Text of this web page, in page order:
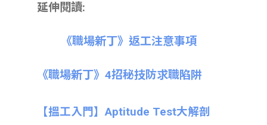
延伸閱讀:
《職場新丁》返工注意事項
《職場新丁》4招秘技防求職陷阱
【搵工入門】Aptitude Test大解剖